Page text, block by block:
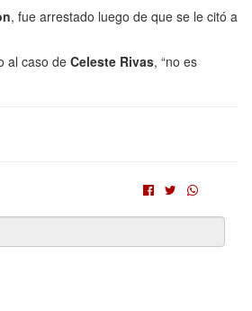
, fue arrestado luego de que se le citó a
al caso de Celeste Rivas, “no es